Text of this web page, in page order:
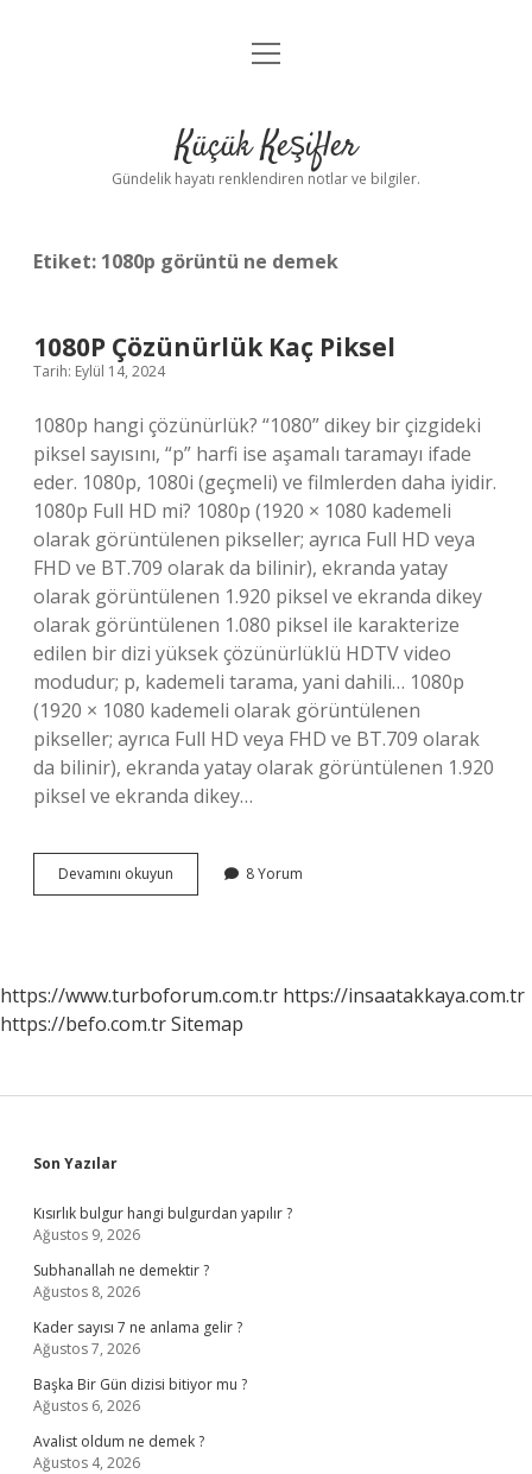
Anasayfa
Yasal Uyarı
menüyü
Küçük Keşifler
Gündelik hayatı renklendiren notlar ve bilgiler.
Etiket: 1080p görüntü ne demek
1080P Çözünürlük Kaç Piksel
Tarih: Eylül 14, 2024
1080p hangi çözünürlük? “1080” dikey bir çizgideki
piksel sayısını, “p” harfi ise aşamalı taramayı ifade
eder. 1080p, 1080i (geçmeli) ve filmlerden daha iyidir.
1080p Full HD mi? 1080p (1920 × 1080 kademeli
olarak görüntülenen pikseller; ayrıca Full HD veya
FHD ve BT.709 olarak da bilinir), ekranda yatay
olarak görüntülenen 1.920 piksel ve ekranda dikey
olarak görüntülenen 1.080 piksel ile karakterize
edilen bir dizi yüksek çözünürlüklü HDTV video
modudur; p, kademeli tarama, yani dahili… 1080p
(1920 × 1080 kademeli olarak görüntülenen
pikseller; ayrıca Full HD veya FHD ve BT.709 olarak
da bilinir), ekranda yatay olarak görüntülenen 1.920
piksel ve ekranda dikey…
Devamını okuyun
Çözünürlük
8 Yorum
https://www.turboforum.com.tr https://insaatakkaya.com.tr
https://befo.com.trSitemap
Sidebar
Son Yazılar
Kısırlık bulgur hangi bulgurdan yapılır ?
Ağustos 9, 2026
Subhanallah ne demektir ?
Ağustos 8, 2026
Kader sayısı 7 ne anlama gelir ?
Ağustos 7, 2026
Başka Bir Gün dizisi bitiyor mu ?
Ağustos 6, 2026
Avalist oldum ne demek ?
Ağustos 4, 2026